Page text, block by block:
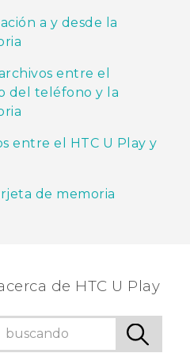
a y desde la
entre el
del teléfono y la
entre el HTC U Play y
de memoria
de HTC U Play